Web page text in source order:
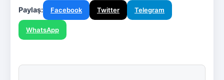
Paylaş: Facebook Twitter Telegram
WhatsApp